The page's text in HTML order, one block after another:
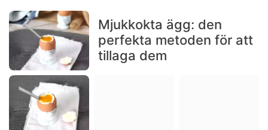
Mjukkokta ägg: den
perfekta metoden för att
tillaga dem